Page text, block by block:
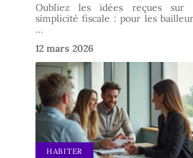
Oubliez les idées reçues sur
simplicité fiscale : pour les
…
12 mars 2026
HABITER